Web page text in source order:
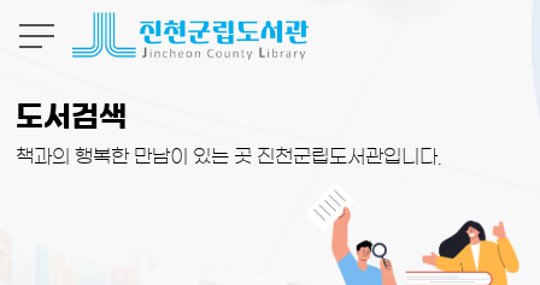
도서검색
책과의 행복한 만남이 있는 곳 진천군립도서관입니다.